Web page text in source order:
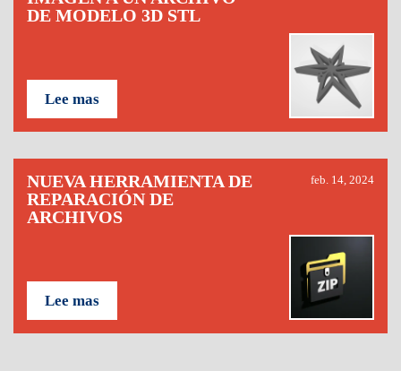
DE MODELO 3D STL
Lee mas
NUEVA HERRAMIENTA DE
REPARACIÓN DE
ARCHIVOS
feb. 14, 2024
Lee mas